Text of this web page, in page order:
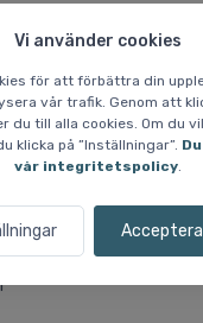
Vi använder cookies
för att förbättra din
vår trafik. Genom att
du till alla cookies. Om du
klicka på ”Inställningar”.
vår integritetspolicy.
i Polartec® fleece,
som har
och är snabbttorkande.
plastflaskor för
och funktioner:
fleece